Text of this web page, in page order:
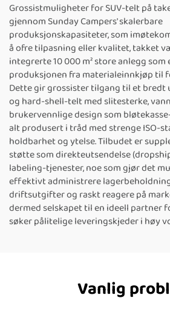
Grossistmuligheter for SUV-telt på
gjennom Sunday Campers' skalerbare
produksjonskapasiteter, som
å ofre tilpasning eller kvalitet, takket
integrerte 10 000 m² store anlegg
produksjonen fra materialeinnkjøp til
Dette gir grossister tilgang til et
og hard-shell-telt med slitesterke,
brukervennlige design som
alt produsert i tråd med strenge ISO-
holdbarhet og ytelse. Tilbudet er
støtte som direkteutsendelse
labeling-tjenester, noe som gjør det
effektivt administrere
driftsutgifter og raskt reagere på
dermed selskapet til en ideell partner
søker pålitelige leveringskjeder i høy
Vanlig